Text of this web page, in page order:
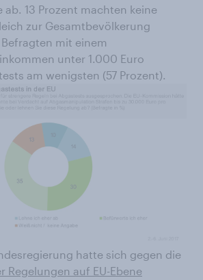
ab. 13 Prozent machten keine
zur Gesamtbevölkerung
mit einem
unter 1.000 Euro
am wenigsten (57 Prozent).
hatte sich gegen die
Regelungen auf EU-Ebene